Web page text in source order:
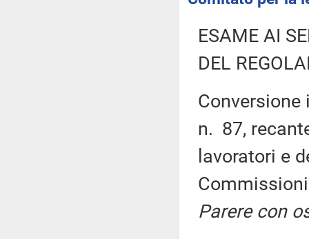
ESAME AI
DEL
Conversione
n. 87,
lavoratori e
Parere con